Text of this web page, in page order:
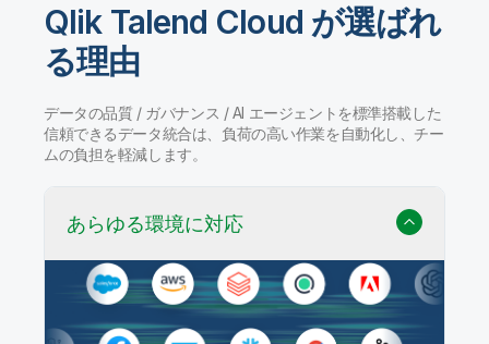
Qlik Talend Cloud が選ばれ
る理由
データの品質 / ガバナンス / AI エージェントを標準搭載した
信頼できるデータ統合は、負荷の高い作業を自動化し、チー
ムの負担を軽減します。
あらゆる環境に対応